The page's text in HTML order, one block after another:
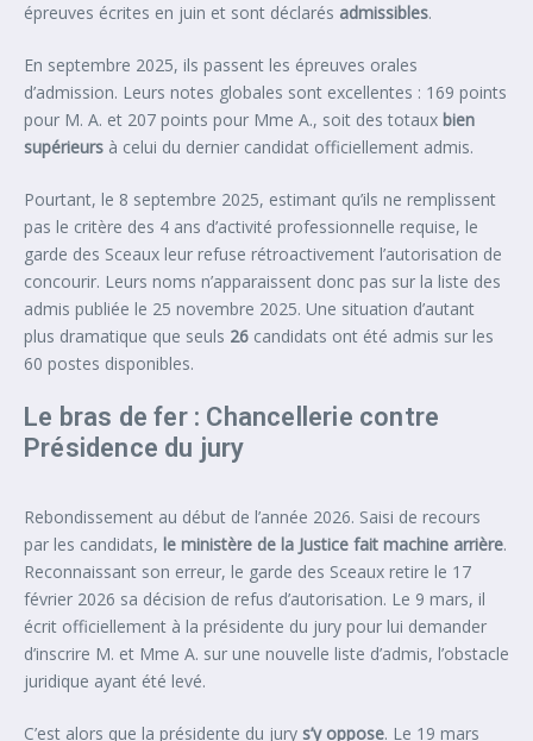
épreuves écrites en juin et sont déclarés admissibles.
En septembre 2025, ils passent les épreuves orales
d’admission. Leurs notes globales sont excellentes : 169 points
pour M. A. et 207 points pour Mme A., soit des totaux bien
supérieurs à celui du dernier candidat officiellement admis.
Pourtant, le 8 septembre 2025, estimant qu’ils ne remplissent
pas le critère des 4 ans d’activité professionnelle requise, le
garde des Sceaux leur refuse rétroactivement l’autorisation de
concourir. Leurs noms n’apparaissent donc pas sur la liste des
admis publiée le 25 novembre 2025. Une situation d’autant
plus dramatique que seuls 26 candidats ont été admis sur les
60 postes disponibles.
Le bras de fer : Chancellerie contre
Présidence du jury
Rebondissement au début de l’année 2026. Saisi de recours
par les candidats, le ministère de la Justice fait machine arrière.
Reconnaissant son erreur, le garde des Sceaux retire le 17
février 2026 sa décision de refus d’autorisation. Le 9 mars, il
écrit officiellement à la présidente du jury pour lui demander
d’inscrire M. et Mme A. sur une nouvelle liste d’admis, l’obstacle
juridique ayant été levé.
C’est alors que la présidente du jury s’y oppose. Le 19 mars